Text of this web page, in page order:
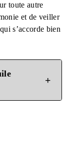
toute autre
et de veiller
s’accorde bien